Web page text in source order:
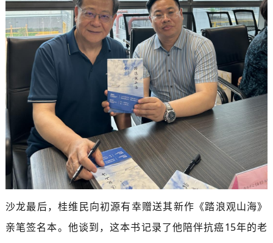
沙龙最后，桂维民向初源有幸赠送其新作《踏浪观山海》
亲笔签名本。他谈到，这本书记录了他陪伴抗癌15年的老